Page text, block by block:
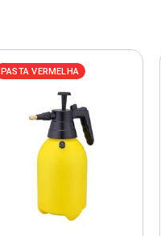
PASTA VERMELHA